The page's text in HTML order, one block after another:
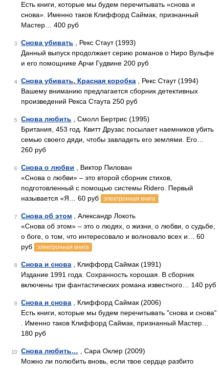
Есть книги, которые мы будем перечитывать «снова и
снова». Именно таков Клиффорд Саймак, признанный
Мастер… 400 руб
3 Снова убивать , Рекс Стаут (1993)
Данный выпуск продолжает серию романов о Ниро Вульфе
и его помощнике Арчи Гудвине 200 руб
4 Снова убивать. Красная коробка , Рекс Стаут (1994)
Вашему вниманию предлагается сборник детективных
произведений Рекса Стаута 250 руб
5 Снова любить , Смолл Бертрис (1995)
Британия, 453 год. Квитт Друзас посылает наемников убить
семью своего дяди, чтобы завладеть его землями. Его…
260 руб
6 Снова о любви , Виктор Пилован
«Снова о любви» – это второй сборник стихов,
подготовленный с помощью системы Ridero. Первый
называется «Я… 60 руб
электронная книга
7 Снова об этом , Александр Локоть
«Снова об этом» – это о людях, о жизни, о любви, о судьбе,
о боге, о том, что интересовало и волновало всех и… 60
руб
электронная книга
8 Снова и снова , Клиффорд Саймак (1991)
Издание 1991 года. Сохранность хорошая. В сборник
включены три фантастических романа известного… 140 руб
9 Снова и снова , Клиффорд Саймак (2006)
Есть книги, которые мы будем перечитывать "снова и снова"
. Именно таков Клиффорд Саймак, признанный Мастер…
180 руб
10 Снова любить… , Сара Оклер (2009)
Можно ли полюбить вновь, если твое сердце разбито